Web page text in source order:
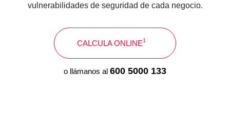
vulnerabilidades de seguridad de cada negocio.
CALCULA ONLINE1
o llámanos al 600 5000 133